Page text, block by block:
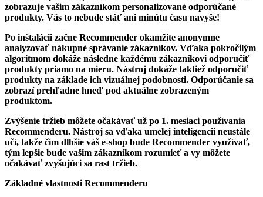
zobrazuje vašim zákazníkom personalizované odporúčané
produkty. Vás to nebude stáť ani minútu času navyše!
Po inštalácii začne Recommender okamžite anonymne
analyzovať nákupné správanie zákazníkov. Vďaka pokročilým
algoritmom dokáže následne každému zákazníkovi odporučiť
produkty priamo na mieru. Nástroj dokáže taktiež odporučiť
produkty na základe ich vizuálnej podobnosti. Odporúčanie sa
zobrazí prehľadne hneď pod aktuálne zobrazeným
produktom.
Zvýšenie tržieb môžete očakávať už po 1. mesiaci používania
Recommenderu. Nástroj sa vďaka umelej inteligencii neustále
učí, takže čím dlhšie váš e-shop bude Recommender využívať,
tým lepšie bude vašim zákazníkom rozumieť a vy môžete
očakávať zvyšujúci sa rast tržieb.
Základné vlastnosti Recommenderu